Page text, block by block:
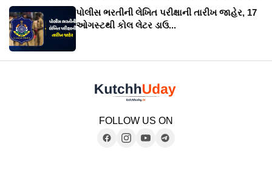
પોલીસ ભરતીની લેખિત પરીક્ષાની તારીખ જાહેર, 17
ઓગસ્ટથી કોલ લેટર ડાઉ...
FOLLOW US ON